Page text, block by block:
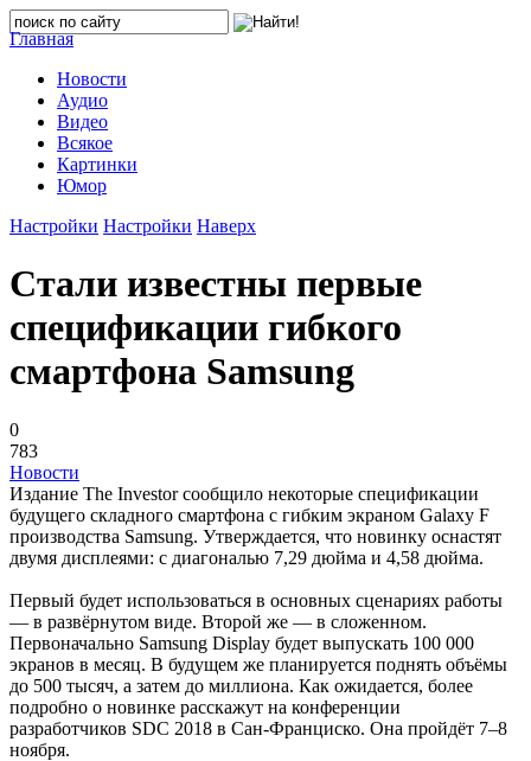
Главная
Новости
Аудио
Видео
Всякое
Картинки
Юмор
Настройки Настройки Наверх
Стали известны первые
спецификации гибкого
смартфона Samsung
0
783
Новости
Издание The Investor сообщило некоторые спецификации
будущего складного смартфона с гибким экраном Galaxy F
производства Samsung. Утверждается, что новинку оснастят
двумя дисплеями: с диагональю 7,29 дюйма и 4,58 дюйма.
Первый будет использоваться в основных сценариях работы
— в развёрнутом виде. Второй же — в сложенном.
Первоначально Samsung Display будет выпускать 100 000
экранов в месяц. В будущем же планируется поднять объёмы
до 500 тысяч, а затем до миллиона. Как ожидается, более
подробно о новинке расскажут на конференции
разработчиков SDC 2018 в Сан-Франциско. Она пройдёт 7–8
ноября.